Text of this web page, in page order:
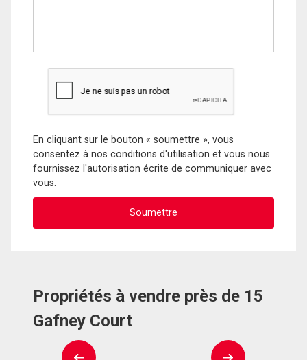
En cliquant sur le bouton « soumettre », vous
consentez à nos conditions d'utilisation et vous nous
fournissez l'autorisation écrite de communiquer avec
vous.
Propriétés à vendre près de 15
Gafney Court